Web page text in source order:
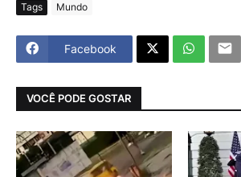
Tags Mundo
Facebook
VOCÊ PODE GOSTAR